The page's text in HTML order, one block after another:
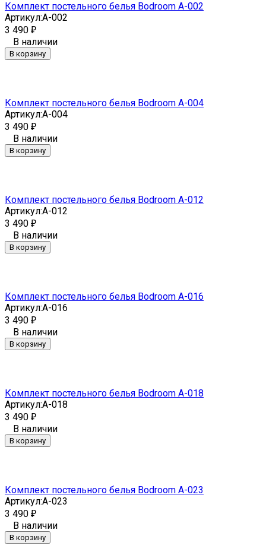
Комплект постельного белья Bodroom A-002
Артикул:A-002
3 490 ₽
В наличии
В корзину
Комплект постельного белья Bodroom A-004
Артикул:A-004
3 490 ₽
В наличии
В корзину
Комплект постельного белья Bodroom A-012
Артикул:A-012
3 490 ₽
В наличии
В корзину
Комплект постельного белья Bodroom A-016
Артикул:A-016
3 490 ₽
В наличии
В корзину
Комплект постельного белья Bodroom A-018
Артикул:A-018
3 490 ₽
В наличии
В корзину
Комплект постельного белья Bodroom A-023
Артикул:A-023
3 490 ₽
В наличии
В корзину